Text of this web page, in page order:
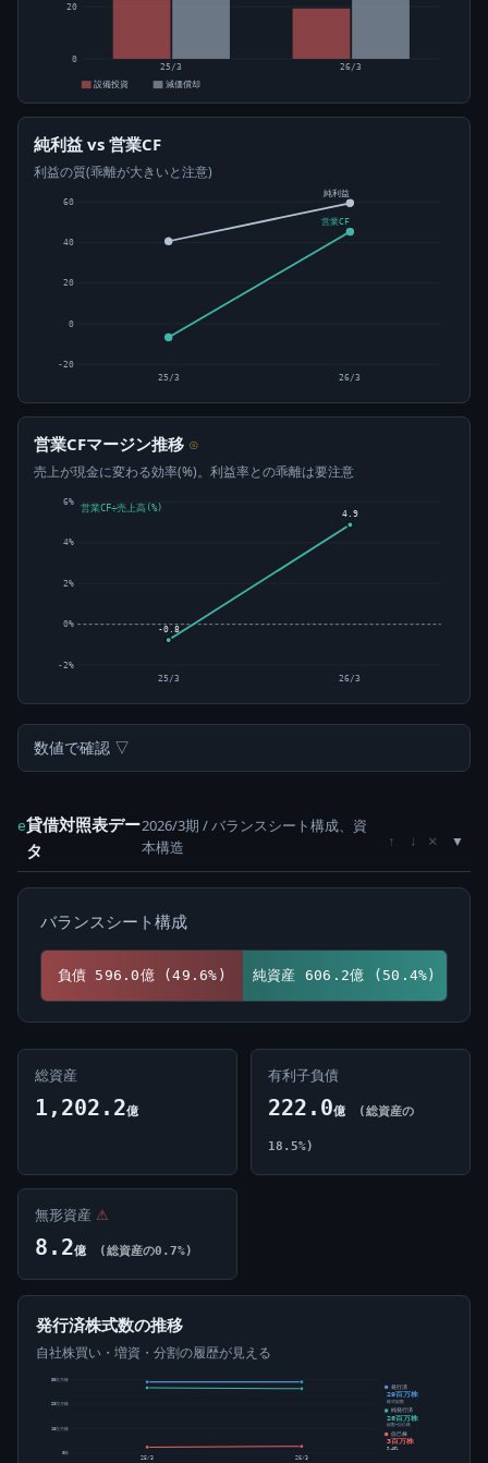
0
20
25/3
26/3
設備投資
減価償却
純利益 vs 営業CF
利益の質(乖離が大きいと注意)
-20
0
20
40
60
営業CF
純利益
25/3 26/3
営業CFマージン推移 ⊙
売上が現金に変わる効率(%)。利益率との乖離は要注意
-2%
0%
2%
4%
6%
-0.8
25/3
4.9
26/3
営業CF÷売上高(%)
数値で確認 ▽
e貸借対照表デー
タ
2026/3期 / バランスシート構成、資
本構造
↑ ↓ ×
バランスシート構成
負債 596.0億 (49.6%) 純資産 606.2億 (50.4%)
総資産
1,202.2億
有利子負債
222.0億 (総資産の
18.5%)
無形資産 ⚠
8.2億 (総資産の0.7%)
発行済株式数の推移
自社株買い・増資・分割の履歴が見える
0株
10百万株
20百万株
30百万株
25/3 26/3
発行済
29百万株
株式総数
純発行済
26百万株
総数-自己株
自己株
3百万株
9.40%